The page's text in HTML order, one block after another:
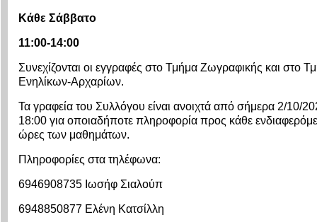
Κάθε Σάββατο
11:00-14:00
Συνεχίζονται οι εγγραφές στο Τμήμα Ζωγραφικής και
Ενηλίκων-Αρχαρίων.
Τα γραφεία του Συλλόγου είναι ανοιχτά από σήμερα 2/10/
18:00 για οποιαδήποτε πληροφορία προς κάθε
ώρες των μαθημάτων.
Πληροφορίες στα τηλέφωνα:
6946908735 Ιωσήφ Σιαλούπ
6948850877 Ελένη Κατσίλλη